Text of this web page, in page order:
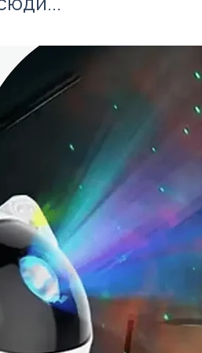
стрічкою кольорів вашого
поліестер.
см.
- 240 г/м.кв.
відбілюванню!
хімічна чистка!
машинна сушка.